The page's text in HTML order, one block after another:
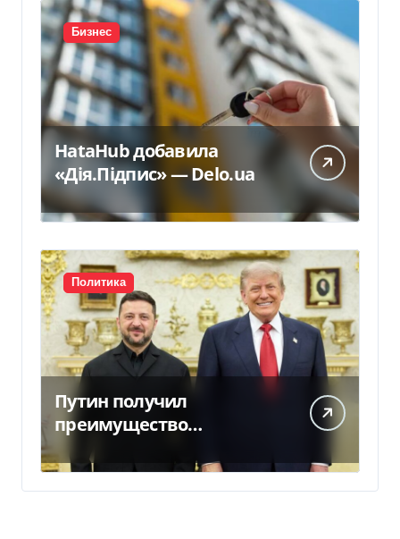
Бизнес
HataHub добавила
«Дія.Підпис» — Delo.ua
Политика
Путин получил
преимущество
благодаря действиям
США